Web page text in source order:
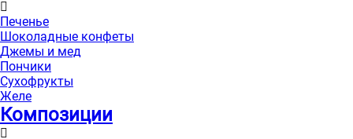
Печенье
Шоколадные конфеты
Джемы и мед
Пончики
Сухофрукты
Желе
Композиции